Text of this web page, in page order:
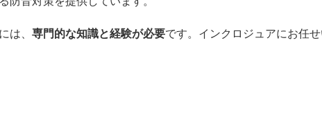
は、 専門的な知識と経験が必要です。インクロジュアにお任